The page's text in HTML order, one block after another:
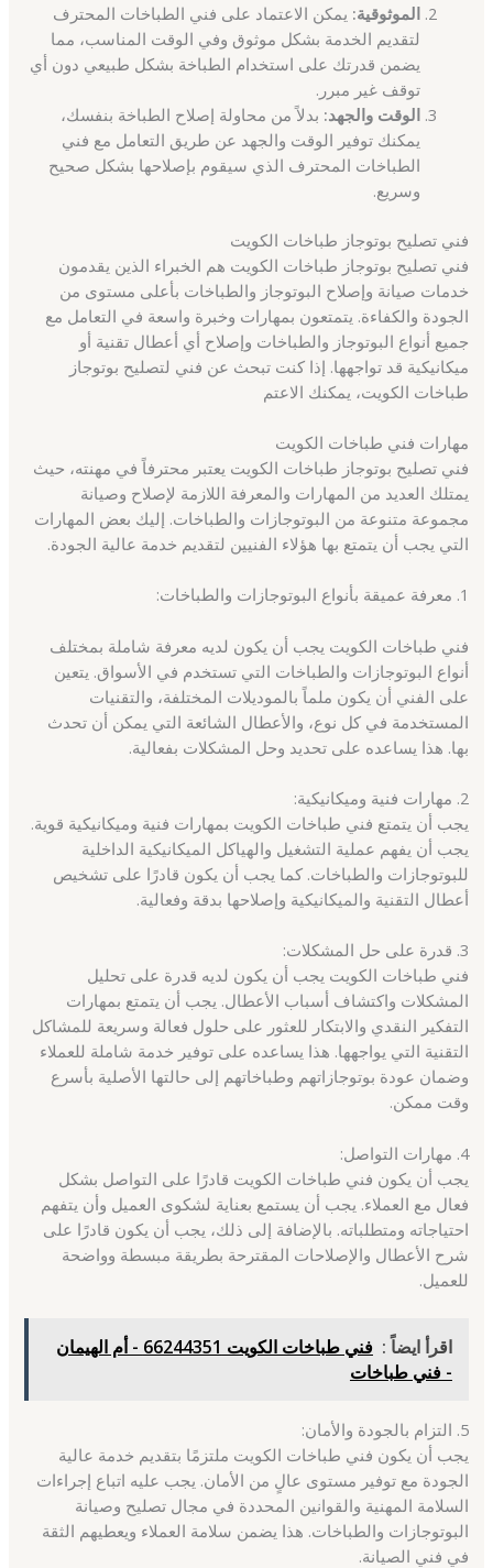
الموثوقية: يمكن الاعتماد على فني الطباخات المحترف
لتقديم الخدمة بشكل موثوق وفي الوقت المناسب، مما
يضمن قدرتك على استخدام الطباخة بشكل طبيعي دون أي
توقف غير مبرر.
الوقت والجهد: بدلاً من محاولة إصلاح الطباخة بنفسك،
يمكنك توفير الوقت والجهد عن طريق التعامل مع فني
الطباخات المحترف الذي سيقوم بإصلاحها بشكل صحيح
وسريع.
فني تصليح بوتوجاز طباخات الكويت
فني تصليح بوتوجاز طباخات الكويت هم الخبراء الذين يقدمون
خدمات صيانة وإصلاح البوتوجاز والطباخات بأعلى مستوى من
الجودة والكفاءة. يتمتعون بمهارات وخبرة واسعة في التعامل مع
جميع أنواع البوتوجاز والطباخات وإصلاح أي أعطال تقنية أو
ميكانيكية قد تواجهها. إذا كنت تبحث عن فني لتصليح بوتوجاز
طباخات الكويت، يمكنك الاعتم
مهارات فني طباخات الكويت
فني تصليح بوتوجاز طباخات الكويت يعتبر محترفاً في مهنته، حيث
يمتلك العديد من المهارات والمعرفة اللازمة لإصلاح وصيانة
مجموعة متنوعة من البوتوجازات والطباخات. إليك بعض المهارات
التي يجب أن يتمتع بها هؤلاء الفنيين لتقديم خدمة عالية الجودة.
1. معرفة عميقة بأنواع البوتوجازات والطباخات:
فني طباخات الكويت يجب أن يكون لديه معرفة شاملة بمختلف
أنواع البوتوجازات والطباخات التي تستخدم في الأسواق. يتعين
على الفني أن يكون ملماً بالموديلات المختلفة، والتقنيات
المستخدمة في كل نوع، والأعطال الشائعة التي يمكن أن تحدث
بها. هذا يساعده على تحديد وحل المشكلات بفعالية.
2. مهارات فنية وميكانيكية:
يجب أن يتمتع فني طباخات الكويت بمهارات فنية وميكانيكية قوية.
يجب أن يفهم عملية التشغيل والهياكل الميكانيكية الداخلية
للبوتوجازات والطباخات. كما يجب أن يكون قادرًا على تشخيص
أعطال التقنية والميكانيكية وإصلاحها بدقة وفعالية.
3. قدرة على حل المشكلات:
فني طباخات الكويت يجب أن يكون لديه قدرة على تحليل
المشكلات واكتشاف أسباب الأعطال. يجب أن يتمتع بمهارات
التفكير النقدي والابتكار للعثور على حلول فعالة وسريعة للمشاكل
التقنية التي يواجهها. هذا يساعده على توفير خدمة شاملة للعملاء
وضمان عودة بوتوجازاتهم وطباخاتهم إلى حالتها الأصلية بأسرع
وقت ممكن.
4. مهارات التواصل:
يجب أن يكون فني طباخات الكويت قادرًا على التواصل بشكل
فعال مع العملاء. يجب أن يستمع بعناية لشكوى العميل وأن يتفهم
احتياجاته ومتطلباته. بالإضافة إلى ذلك، يجب أن يكون قادرًا على
شرح الأعطال والإصلاحات المقترحة بطريقة مبسطة وواضحة
للعميل.
اقرأ ايضاً :
فني طباخات الكويت 66244351 - أم الهيمان
- فني طباخات
5. التزام بالجودة والأمان:
يجب أن يكون فني طباخات الكويت ملتزمًا بتقديم خدمة عالية
الجودة مع توفير مستوى عالٍ من الأمان. يجب عليه اتباع إجراءات
السلامة المهنية والقوانين المحددة في مجال تصليح وصيانة
البوتوجازات والطباخات. هذا يضمن سلامة العملاء ويعطيهم الثقة
في فني الصيانة.